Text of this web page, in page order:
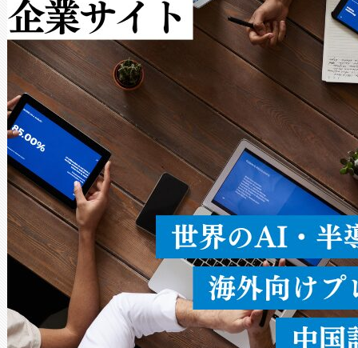
作業と点群処理を簡素化でき
Avia 2は、2種類のFOVオプシ
× 80°のノーマルモード、長
ードを切り替えて使用するこ
ることなく、単一のデバイス
うにします。遠距離まで届く
密度なスキャ […]